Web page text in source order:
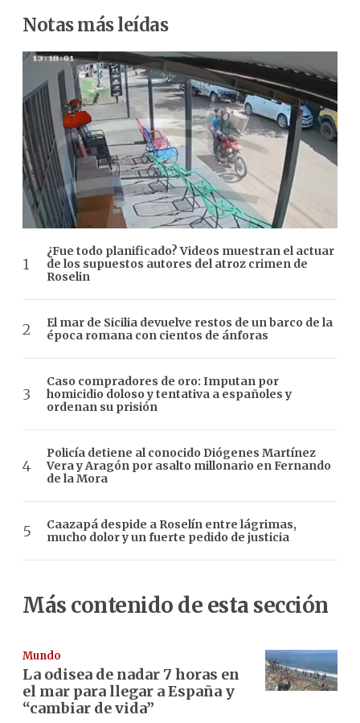
Notas más leídas
¿Fue todo planificado? Videos muestran el actuar
de los supuestos autores del atroz crimen de
Roselin
El mar de Sicilia devuelve restos de un barco de la
época romana con cientos de ánforas
Caso compradores de oro: Imputan por
homicidio doloso y tentativa a españoles y
ordenan su prisión
Policía detiene al conocido Diógenes Martínez
Vera y Aragón por asalto millonario en Fernando
de la Mora
Caazapá despide a Roselín entre lágrimas,
mucho dolor y un fuerte pedido de justicia
Más contenido de esta sección
Mundo
La odisea de nadar 7 horas en
el mar para llegar a España y
“cambiar de vida”